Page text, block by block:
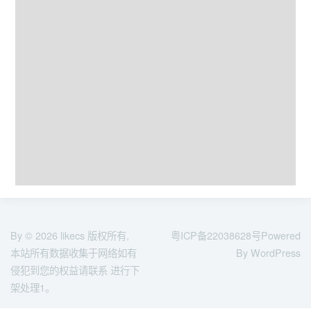
By © 2026 likecs 版权所有,
本站所有数据收集于网络如有
侵犯到您的权益请联系 进行下
架处理1。
粤ICP备22038628号Powered
By WordPress